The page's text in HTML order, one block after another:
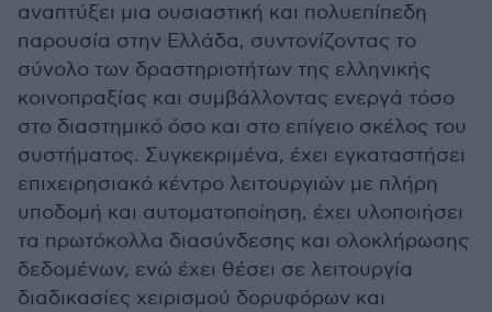
αναπτύξει μια ουσιαστική και πολυεπίπεδη
παρουσία στην Ελλάδα, συντονίζοντας το
σύνολο των δραστηριοτήτων της ελληνικής
κοινοπραξίας και συμβάλλοντας ενεργά τόσο
στο διαστημικό όσο και στο επίγειο σκέλος του
συστήματος. Συγκεκριμένα, έχει εγκαταστήσει
επιχειρησιακό κέντρο λειτουργιών με πλήρη
υποδομή και αυτοματοποίηση, έχει υλοποιήσει
τα πρωτόκολλα διασύνδεσης και ολοκλήρωσης
δεδομένων, ενώ έχει θέσει σε λειτουργία
διαδικασίες χειρισμού δορυφόρων και